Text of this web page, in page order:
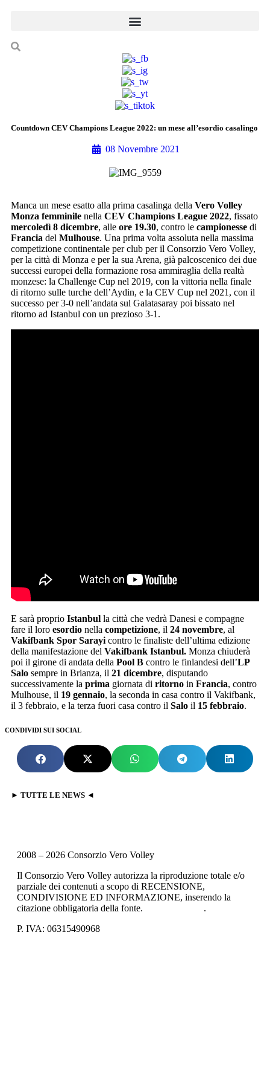
Countdown CEV Champions League 2022: un mese all’esordio casalingo
08 Novembre 2021
Manca un mese esatto alla prima casalinga della Vero Volley
Monza femminile nella CEV Champions League 2022, fissato
mercoledì 8 dicembre, alle ore 19.30, contro le campionesse di
Francia del Mulhouse. Una prima volta assoluta nella massima
competizione continentale per club per il Consorzio Vero Volley,
per la città di Monza e per la sua Arena, già palcoscenico dei due
successi europei della formazione rosa ammiraglia della realtà
monzese: la Challenge Cup nel 2019, con la vittoria nella finale
di ritorno sulle turche dell’Aydin, e la CEV Cup nel 2021, con il
successo per 3-0 nell’andata sul Galatasaray poi bissato nel
ritorno ad Istanbul con un prezioso 3-1.
E sarà proprio Istanbul la città che vedrà Danesi e compagne
fare il loro esordio nella competizione, il 24 novembre, al
Vakifbank Spor Sarayi contro le finaliste dell’ultima edizione
della manifestazione del Vakifbank Istanbul. Monza chiuderà
poi il girone di andata della Pool B contro le finlandesi dell’LP
Salo sempre in Brianza, il 21 dicembre, disputando
successivamente la prima giornata di ritorno in Francia, contro
Mulhouse, il 19 gennaio, la seconda in casa contro il Vakifbank,
il 3 febbraio, e la terza fuori casa contro il Salo il 15 febbraio.
CONDIVIDI SUI SOCIAL
► TUTTE LE NEWS ◄
2008 – 2026 Consorzio Vero Volley
Il Consorzio Vero Volley autorizza la riproduzione totale e/o
parziale dei contenuti a scopo di RECENSIONE,
CONDIVISIONE ED INFORMAZIONE, inserendo la
citazione obbligatoria della fonte.
.
P. IVA: 06315490968